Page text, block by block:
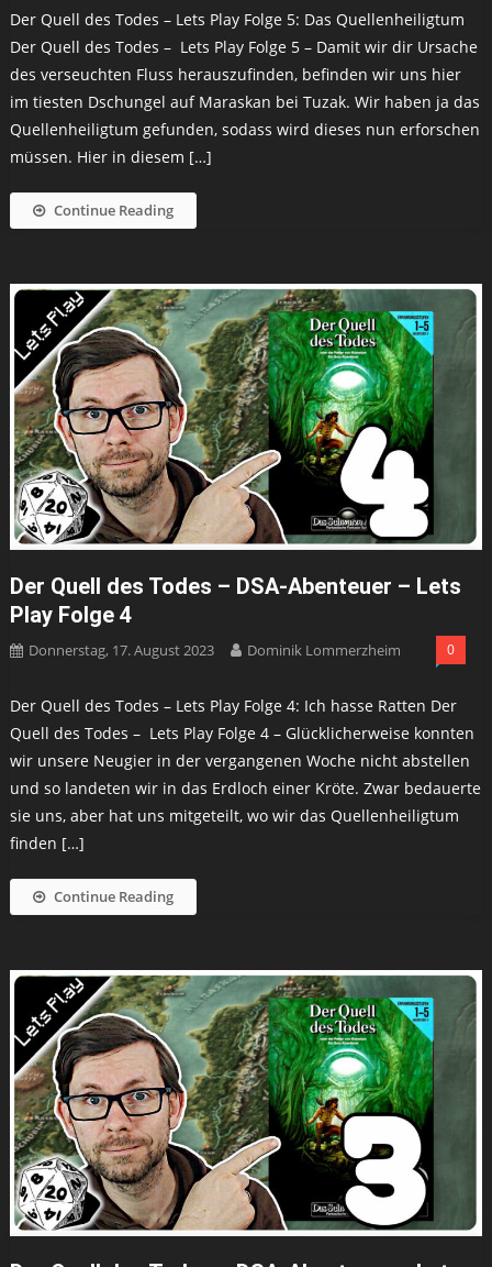
Der Quell des Todes – Lets Play Folge 5: Das Quellenheiligtum
Der Quell des Todes – Lets Play Folge 5 – Damit wir dir Ursache
des verseuchten Fluss herauszufinden, befinden wir uns hier
im tiesten Dschungel auf Maraskan bei Tuzak. Wir haben ja das
Quellenheiligtum gefunden, sodass wird dieses nun erforschen
müssen. Hier in diesem […]
Continue Reading
Der Quell des Todes – DSA-Abenteuer – Lets
Play Folge 4
Donnerstag, 17. August 2023 Dominik Lommerzheim 0
Der Quell des Todes – Lets Play Folge 4: Ich hasse Ratten Der
Quell des Todes – Lets Play Folge 4 – Glücklicherweise konnten
wir unsere Neugier in der vergangenen Woche nicht abstellen
und so landeten wir in das Erdloch einer Kröte. Zwar bedauerte
sie uns, aber hat uns mitgeteilt, wo wir das Quellenheiligtum
finden […]
Continue Reading